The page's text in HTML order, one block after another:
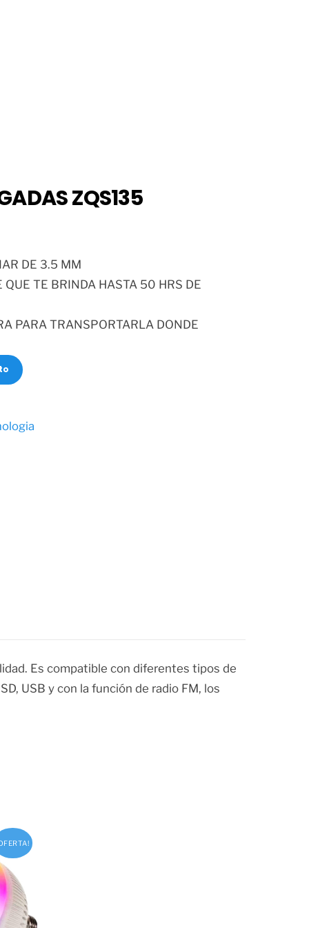
ZQS135
DE 3.5 MM
QUE TE BRINDA HASTA 50 HRS DE
PARA TRANSPORTARLA DONDE
Es compatible con diferentes tipos de
USB y con la función de radio FM, los